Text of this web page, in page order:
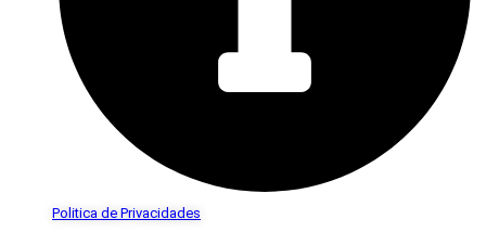
Politica de Privacidades